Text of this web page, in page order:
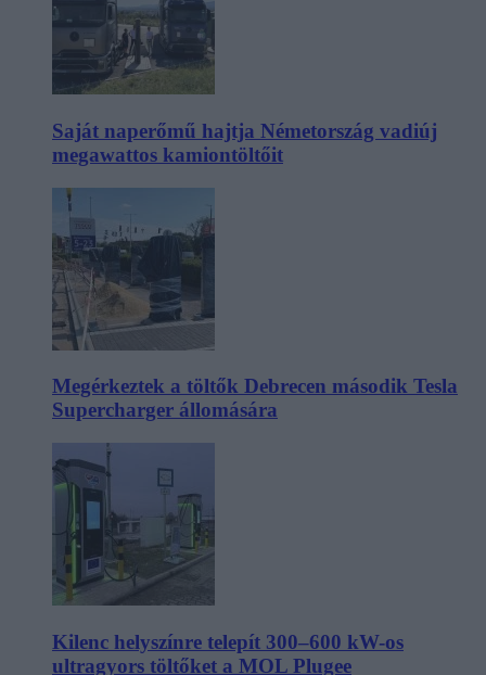
Saját naperőmű hajtja Németország vadiúj
megawattos kamiontöltőit
Megérkeztek a töltők Debrecen második Tesla
Supercharger állomására
Kilenc helyszínre telepít 300–600 kW-os
ultragyors töltőket a MOL Plugee